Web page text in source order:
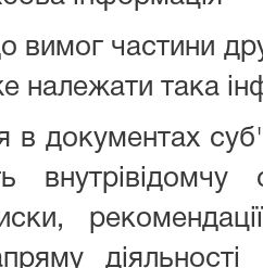
вимог частини
належати така
в документах
внутрівідомчу
діяльності